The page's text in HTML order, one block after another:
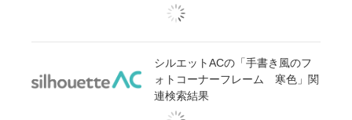
シルエットACの「手書き風のフ
ォトコーナーフレーム 寒色」関
連検索結果